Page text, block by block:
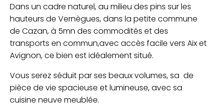
Dans un cadre naturel, au milieu des pins sur les
hauteurs de Vernègues, dans la petite commune
de Cazan, à 5mn des commodités et des
transports en commun,avec accès facile vers Aix et
Avignon, ce bien est idéalement situé.
Vous serez séduit par ses beaux volumes, sa de
pièce de vie spacieuse et lumineuse, avec sa
cuisine neuve meublée.